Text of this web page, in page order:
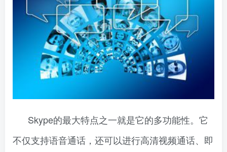
Skype的最大特点之一就是它的多功能性。它
不仅支持语音通话，还可以进行高清视频通话、即